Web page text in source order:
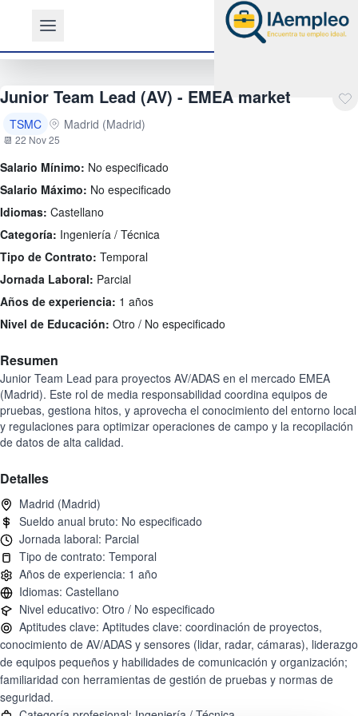
Junior Team Lead (AV) - EMEA market
TSMC Madrid (Madrid)
📆 22 Nov 25
Salario Mínimo: No especificado
Salario Máximo: No especificado
Idiomas: Castellano
Categoría: Ingeniería / Técnica
Tipo de Contrato: Temporal
Jornada Laboral: Parcial
Años de experiencia: 1 años
Nivel de Educación: Otro / No especificado
Resumen
Junior Team Lead para proyectos AV/ADAS en el mercado EMEA
(Madrid). Este rol de media responsabilidad coordina equipos de
pruebas, gestiona hitos, y aprovecha el conocimiento del entorno local
y regulaciones para optimizar operaciones de campo y la recopilación
de datos de alta calidad.
Detalles
Aptitudes clave: Aptitudes clave: coordinación de proyectos,
conocimiento de AV/ADAS y sensores (lidar, radar, cámaras), liderazgo
de equipos pequeños y habilidades de comunicación y organización;
familiaridad con herramientas de gestión de pruebas y normas de